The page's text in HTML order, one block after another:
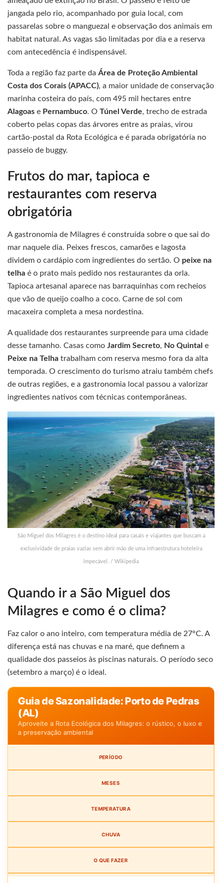
jangada pelo rio, acompanhado por guia local, com
passarelas sobre o manguezal e observação dos animais em
habitat natural. As vagas são limitadas por dia e a reserva
com antecedência é indispensável.
Toda a região faz parte da Área de Proteção Ambiental
Costa dos Corais (APACC), a maior unidade de conservação
marinha costeira do país, com 495 mil hectares entre
Alagoas e Pernambuco. O Túnel Verde, trecho de estrada
coberto pelas copas das árvores entre as praias, virou
cartão-postal da Rota Ecológica e é parada obrigatória no
passeio de buggy.
Frutos do mar, tapioca e
restaurantes com reserva
obrigatória
A gastronomia de Milagres é construída sobre o que sai do
mar naquele dia. Peixes frescos, camarões e lagosta
dividem o cardápio com ingredientes do sertão. O peixe na
telha é o prato mais pedido nos restaurantes da orla.
Tapioca artesanal aparece nas barraquinhas com recheios
que vão de queijo coalho a coco. Carne de sol com
macaxeira completa a mesa nordestina.
A qualidade dos restaurantes surpreende para uma cidade
desse tamanho. Casas como Jardim Secreto, No Quintal e
Peixe na Telha trabalham com reserva mesmo fora da alta
temporada. O crescimento do turismo atraiu também chefs
de outras regiões, e a gastronomia local passou a valorizar
ingredientes nativos com técnicas contemporâneas.
São Miguel dos Milagres é o destino ideal para casais e viajantes que buscam a
exclusividade de praias vazias sem abrir mão de uma infraestrutura hoteleira
impecável. / Wikipedia
Quando ir a São Miguel dos
Milagres e como é o clima?
Faz calor o ano inteiro, com temperatura média de 27°C. A
diferença está nas chuvas e na maré, que definem a
qualidade dos passeios às piscinas naturais. O período seco
(setembro a março) é o ideal.
Guia de Sazonalidade: Porto de Pedras
(AL)
Aproveite a Rota Ecológica dos Milagres: o rústico, o luxo e
a preservação ambiental
PERÍODO
MESES
TEMPERATURA
CHUVA
O QUE FAZER